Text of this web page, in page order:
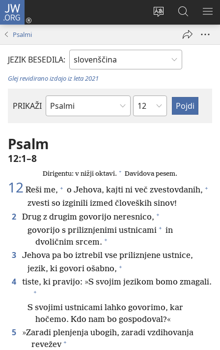
JW.ORG
Spremeni
spletnega
mesta
Prijava
(odpre
Iskanje
po
JW.ORG
Psalmi
JEZIK BESEDILA:
Glej revidirano izdajo iz leta 2021
PRIKAŽI
Po
Poglavje
Psalm
12:1–8
Dirigentu: v nižji oktavi. + Davidova pesem.
12 Reši me, + o Jehova, kajti ni več zvestovdanih, +
zvesti so izginili izmed človeških sinov!
2 Drug z drugim govorijo neresnico, +
govorijo s priliznjenimi ustnicami + in
dvoličnim srcem. +
3
Jehova pa bo iztrebil vse priliznjene ustnice,
jezik, ki govori ošabno, +
4 tiste, ki pravijo: »S svojim jezikom bomo zmagali.
+
S svojimi ustnicami lahko govorimo, kar
hočemo. Kdo nam bo gospodoval?«
5
»Zaradi plenjenja ubogih, zaradi vzdihovanja
revežev +